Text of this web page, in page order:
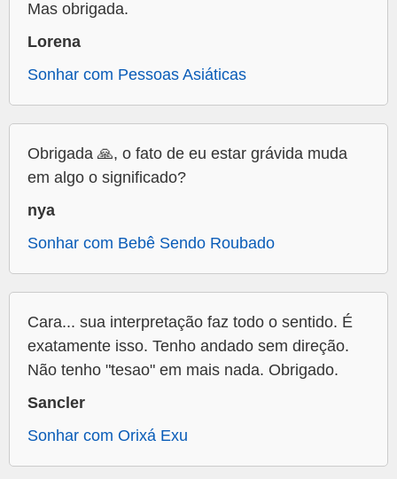
Mas obrigada.
Lorena
Sonhar com Pessoas Asiáticas
Obrigada 🙏, o fato de eu estar grávida muda
em algo o significado?
nya
Sonhar com Bebê Sendo Roubado
Cara... sua interpretação faz todo o sentido. É
exatamente isso. Tenho andado sem direção.
Não tenho "tesao" em mais nada. Obrigado.
Sancler
Sonhar com Orixá Exu